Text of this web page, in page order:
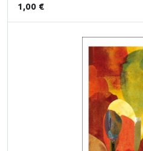
1,00 €